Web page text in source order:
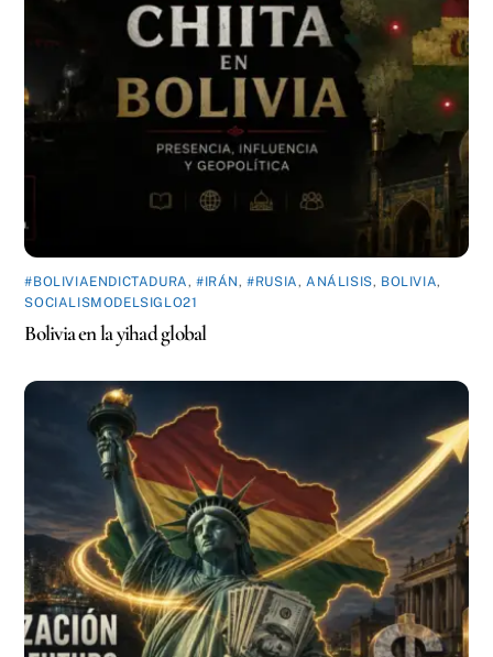
#BOLIVIAENDICTADURA ,#IRÁN ,#RUSIA , ANÁLISIS, BOLIVIA,
SOCIALISMODELSIGLO21
Bolivia en la yihad global